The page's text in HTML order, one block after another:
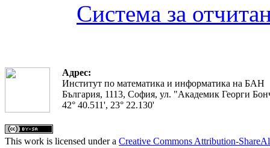
Система за
Адрес:
Институт по математика и информатика на БАН
България, 1113, София, ул. "Академик Георги
42° 40.511', 23° 22.130'
This work is licensed under a Creative Commons Attribution-